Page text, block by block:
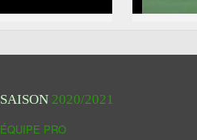
SAISON 2020/2021
ÉQUIPE PRO